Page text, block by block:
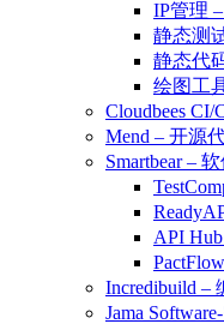
IP管理
静态测
静态代
绘图工
Cloudbees CI/
Mend – 开源
Smartbear –
API
Incredibuild –
Jama